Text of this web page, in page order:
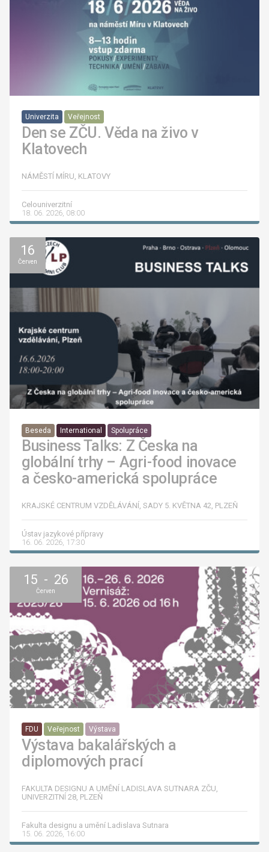
Univerzita Veřejnost
Den se ZČU. Věda na živo v
Klatovech
NÁMĚSTÍ MÍRU, KLATOVY
Celouniverzitní
18. 06. 2026, 08:00
16
Červen
Beseda International Spolupráce
Business Talks: Z Česka na
globální trhy – Agri-food inovace
a česko-americká spolupráce
KRAJSKÉ CENTRUM VZDĚLÁVÁNÍ, SADY 5. KVĚTNA 42, PLZEŇ
Ústav jazykové přípravy
16. 06. 2026, 17:30
15 - 26
Červen
FDU Veřejnost Výstava
Výstava bakalářských a
diplomových prací
FAKULTA DESIGNU A UMĚNÍ LADISLAVA SUTNARA ZČU,
UNIVERZITNÍ 28, PLZEŇ
Fakulta designu a umění Ladislava Sutnara
15. 06. 2026, 16:00